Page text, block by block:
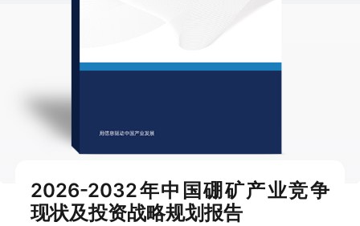
2026-2032年中国硼矿产业竞争
现状及投资战略规划报告